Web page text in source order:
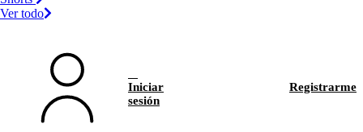
Ver todo
Iniciar
sesión
Registrarme